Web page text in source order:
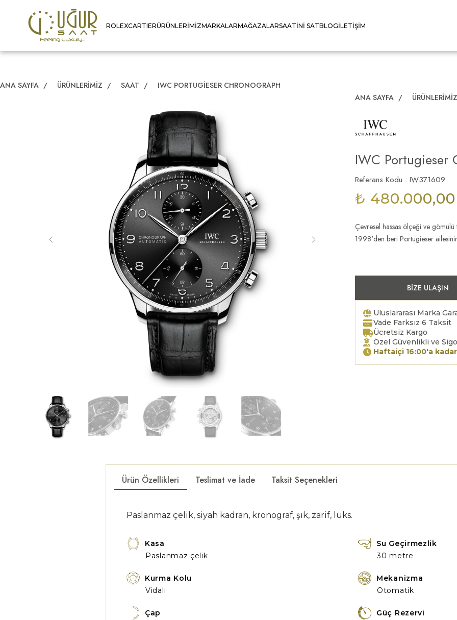
ROLEXCARTIERÜRÜNLERIMIZMARKALARMAĞAZALARSAATINI SATBLOGİLETIŞIM
ANA SAYFA / ÜRÜNLERIMIZ / SAAT /
IWC PORTUGIESER CHRONOGRAPH
ANA SAYFA / ÜRÜNLERIMIZ
IWC Portugieser
Referans Kodu : IW371609
₺ 480.000,00
Çevresel hassas ölçeği ve
1998'den beri Portugieser
BIZE ULAŞIN
Uluslararası Marka
Vade Farksız 6 Taksit
Ücretsiz Kargo
Özel Güvenlikli ve
Haftaiçi 16:00'a
Ürün Özellikleri Teslimat ve İade Taksit Seçenekleri
Paslanmaz çelik, siyah kadran, kronograf, şık, zarif, lüks.
Kasa
Paslanmaz çelik
Kurma Kolu
Vidalı
Çap
Su Geçirmezlik
30 metre
Mekanizma
Otomatik
Güç Rezervi